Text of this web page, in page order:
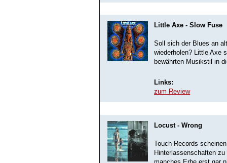
Little Axe - Slow Fuse
Soll sich der Blues an
wiederholen? Little Axe
bewährten Musikstil in
Links:
zum Review
Locust - Wrong
Touch Records
Hinterlassenschaften